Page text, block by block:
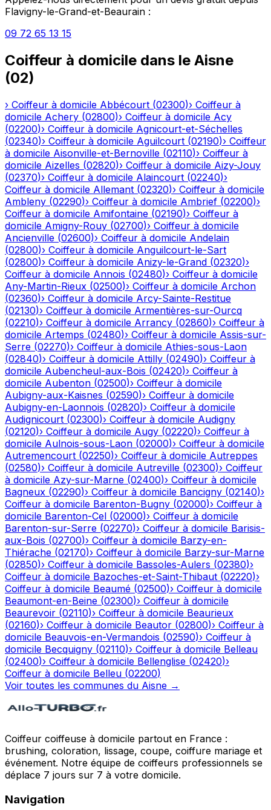
Flavigny-le-Grand-et-Beaurain :
09 72 65 13 15
Coiffeur à domicile dans le Aisne
(02)
› Coiffeur à domicile Abbécourt (02300)› Coiffeur à
domicile Achery (02800)› Coiffeur à domicile Acy
(02200)› Coiffeur à domicile Agnicourt-et-Séchelles
(02340)› Coiffeur à domicile Aguilcourt (02190)› Coiffeur
à domicile Aisonville-et-Bernoville (02110)› Coiffeur à
domicile Aizelles (02820)› Coiffeur à domicile Aizy-Jouy
(02370)› Coiffeur à domicile Alaincourt (02240)›
Coiffeur à domicile Allemant (02320)› Coiffeur à domicile
Ambleny (02290)› Coiffeur à domicile Ambrief (02200)›
Coiffeur à domicile Amifontaine (02190)› Coiffeur à
domicile Amigny-Rouy (02700)› Coiffeur à domicile
Ancienville (02600)› Coiffeur à domicile Andelain
(02800)› Coiffeur à domicile Anguilcourt-le-Sart
(02800)› Coiffeur à domicile Anizy-le-Grand (02320)›
Coiffeur à domicile Annois (02480)› Coiffeur à domicile
Any-Martin-Rieux (02500)› Coiffeur à domicile Archon
(02360)› Coiffeur à domicile Arcy-Sainte-Restitue
(02130)› Coiffeur à domicile Armentières-sur-Ourcq
(02210)› Coiffeur à domicile Arrancy (02860)› Coiffeur à
domicile Artemps (02480)› Coiffeur à domicile Assis-sur-
Serre (02270)› Coiffeur à domicile Athies-sous-Laon
(02840)› Coiffeur à domicile Attilly (02490)› Coiffeur à
domicile Aubencheul-aux-Bois (02420)› Coiffeur à
domicile Aubenton (02500)› Coiffeur à domicile
Aubigny-aux-Kaisnes (02590)› Coiffeur à domicile
Aubigny-en-Laonnois (02820)› Coiffeur à domicile
Audignicourt (02300)› Coiffeur à domicile Audigny
(02120)› Coiffeur à domicile Augy (02220)› Coiffeur à
domicile Aulnois-sous-Laon (02000)› Coiffeur à domicile
Autremencourt (02250)› Coiffeur à domicile Autreppes
(02580)› Coiffeur à domicile Autreville (02300)› Coiffeur
à domicile Azy-sur-Marne (02400)› Coiffeur à domicile
Bagneux (02290)› Coiffeur à domicile Bancigny (02140)›
Coiffeur à domicile Barenton-Bugny (02000)› Coiffeur à
domicile Barenton-Cel (02000)› Coiffeur à domicile
Barenton-sur-Serre (02270)› Coiffeur à domicile Barisis-
aux-Bois (02700)› Coiffeur à domicile Barzy-en-
Thiérache (02170)› Coiffeur à domicile Barzy-sur-Marne
(02850)› Coiffeur à domicile Bassoles-Aulers (02380)›
Coiffeur à domicile Bazoches-et-Saint-Thibaut (02220)›
Coiffeur à domicile Beaumé (02500)› Coiffeur à domicile
Beaumont-en-Beine (02300)› Coiffeur à domicile
Beaurevoir (02110)› Coiffeur à domicile Beaurieux
(02160)› Coiffeur à domicile Beautor (02800)› Coiffeur à
domicile Beauvois-en-Vermandois (02590)› Coiffeur à
domicile Becquigny (02110)› Coiffeur à domicile Belleau
(02400)› Coiffeur à domicile Bellenglise (02420)›
Coiffeur à domicile Belleu (02200)
Voir toutes les communes du Aisne →
Coiffeur coiffeuse à domicile partout en France :
brushing, coloration, lissage, coupe, coiffure mariage et
événement. Notre équipe de coiffeurs professionnels se
déplace 7 jours sur 7 à votre domicile.
Navigation